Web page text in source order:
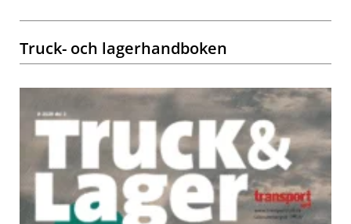
Truck- och lagerhandboken